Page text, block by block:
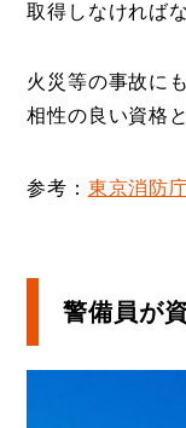
取得しなければ
火災等の事故に
相性の良い資格
参考： 東京消防
警備員が